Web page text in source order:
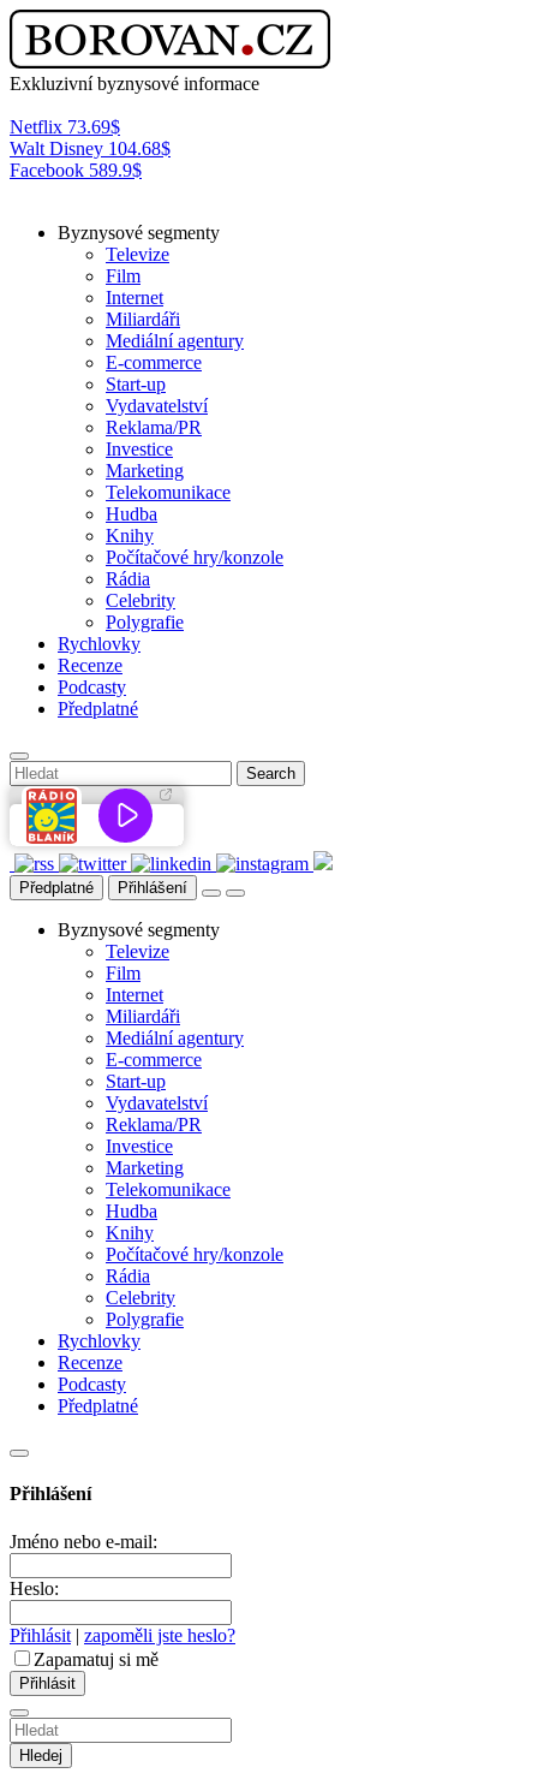
Exkluzivní byznysové informace
Netflix 73.69$
Walt Disney 104.68$
Facebook 589.9$
Byznysové segmenty
Televize
Film
Internet
Miliardáři
Mediální agentury
E-commerce
Start-up
Vydavatelství
Reklama/PR
Investice
Marketing
Telekomunikace
Hudba
Knihy
Počítačové hry/konzole
Rádia
Celebrity
Polygrafie
Rychlovky
Recenze
Podcasty
Předplatné
Předplatné Přihlášení
Byznysové segmenty
Televize
Film
Internet
Miliardáři
Mediální agentury
E-commerce
Start-up
Vydavatelství
Reklama/PR
Investice
Marketing
Telekomunikace
Hudba
Knihy
Počítačové hry/konzole
Rádia
Celebrity
Polygrafie
Rychlovky
Recenze
Podcasty
Předplatné
Přihlášení
Jméno nebo e-mail:
Heslo:
Přihlásit | zapoměli jste heslo?
Zapamatuj si mě
Hledej